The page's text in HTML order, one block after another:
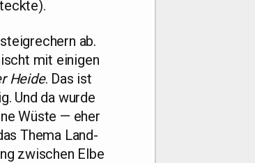
ab.
mit eini­gen
Hei­de. Das ist
Und da wur­de
Wüs­te — eher
The­ma Land­
zwi­schen Elbe